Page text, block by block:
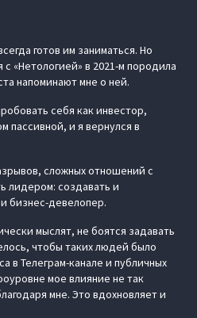
готов им заниматься. Но
«Нетологией» в 2021-м породила
напоминают мне о ней.
себя как инвестор,
пассивной, и я вернулся в
сложных отношений с
лидером: создавать и
бизнес-девелопер.
мыслят, не боятся задавать
чтобы таких людей было
Телеграм-канале и публичных
мое влияние не так
мне. Это вдохновляет и